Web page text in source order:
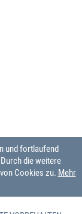
und fortlaufend
die weitere
Cookies zu. Mehr